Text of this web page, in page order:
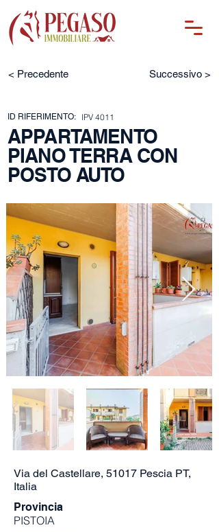
< Precedente Successivo >
ID RIFERIMENTO: IPV 4011
APPARTAMENTO
PIANO TERRA CON
POSTO AUTO
Via del Castellare, 51017 Pescia PT,
Italia
Provincia
PISTOIA